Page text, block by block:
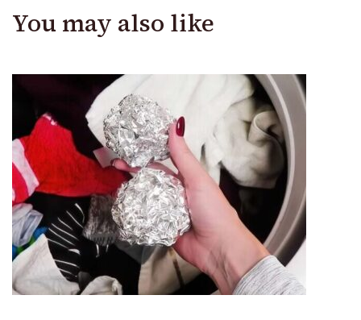
You may also like